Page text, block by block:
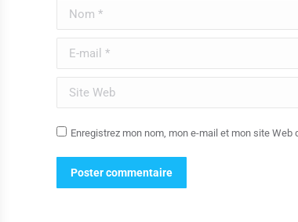
Nom *
E-mail *
Site Web
Enregistrez mon nom, mon e-mail et mon site
Poster commentaire